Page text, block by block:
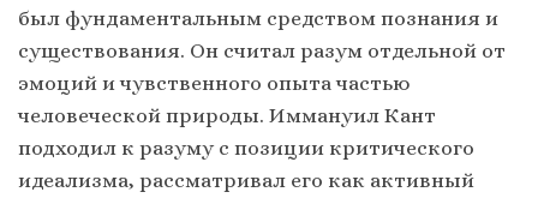
был фундаментальным средством познания и
существования. Он считал разум отдельной от
эмоций и чувственного опыта частью
человеческой природы. Иммануил Кант
подходил к разуму с позиции критического
идеализма, рассматривал его как активный